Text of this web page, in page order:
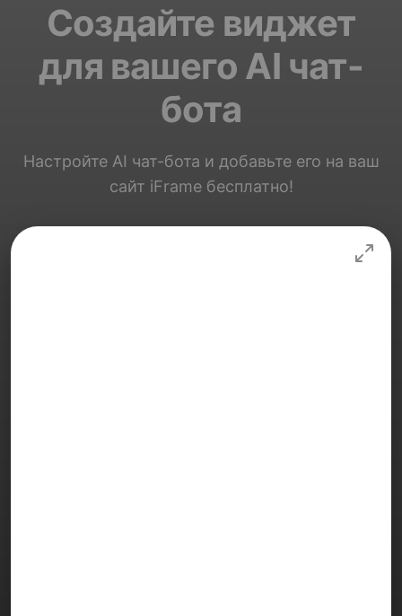
Создайте виджет
для вашего AI чат-
бота
Настройте AI чат-бота и добавьте его на ваш
сайт iFrame бесплатно!